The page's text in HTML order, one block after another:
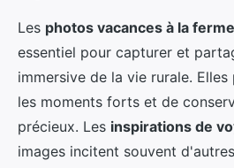
Les photos vacances à la ferme
essentiel pour capturer et
immersive de la vie rurale.
les moments forts et de
précieux. Les inspirations de
images incitent souvent